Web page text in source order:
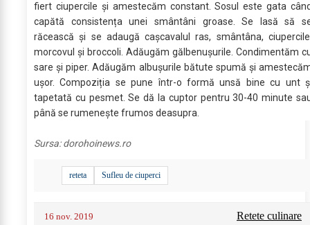
fiert ciupercile și amestecăm constant. Sosul este gata
capătă consistența unei smântâni groase. Se lasă să
răcească și se adaugă cașcavalul ras, smântâna,
morcovul și broccoli. Adăugăm gălbenușurile. Condimentăm
sare și piper. Adăugăm albușurile bătute spumă și
ușor. Compoziția se pune într-o formă unsă bine cu unt
tapetată cu pesmet. Se dă la cuptor pentru 30-40 minute
până se rumenește frumos deasupra.
Sursa:dorohoinews.ro
reteta Sufleu de ciuperci
16 nov. 2019 Retete culinare